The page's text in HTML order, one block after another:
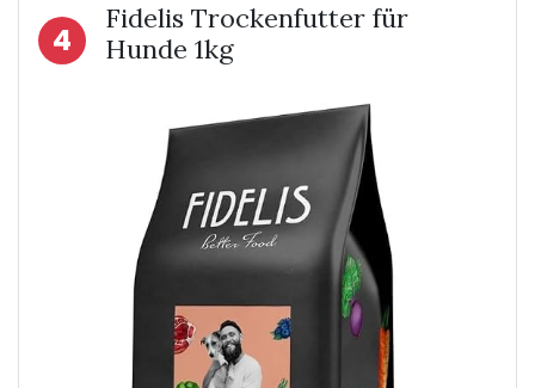
4
Fidelis Trockenfutter für
Hunde 1kg